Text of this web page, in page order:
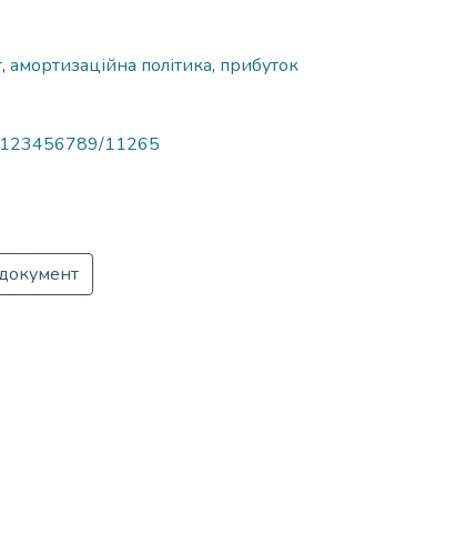
, амортизаційна політика, прибуток
123456789/11265